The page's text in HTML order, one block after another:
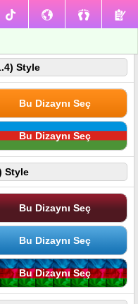
Style
Bu Dizaynı Seç
Bu Dizaynı Seç
Style
Bu Dizaynı Seç
Bu Dizaynı Seç
Bu Dizaynı Seç